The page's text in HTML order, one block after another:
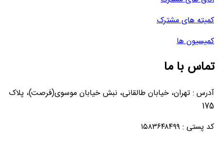
کمیته های مشترک
کمیسیون ها
تماس با ما
آدرس : تهران، خیابان طالقانی، نبش خیابان موسوی(فرصت)، پلاک
175
کد پستی : ۱۵۸۳۶۴۸۴۹۹